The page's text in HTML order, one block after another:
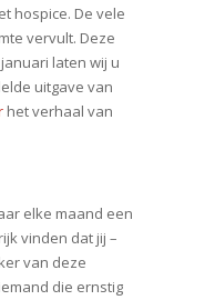
hospice. De vele
vervult. Deze
laten wij u
uitgave van
het verhaal van
elke maand een
vinden dat jij –
van deze
die ernstig